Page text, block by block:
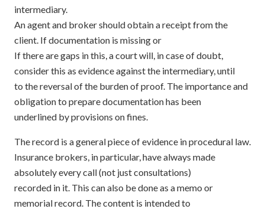
intermediary.
An agent and broker should obtain a receipt from the
client. If documentation is missing or
If there are gaps in this, a court will, in case of doubt,
consider this as evidence against the intermediary, until
to the reversal of the burden of proof. The importance and
obligation to prepare documentation has been
underlined by provisions on fines.
The record is a general piece of evidence in procedural law.
Insurance brokers, in particular, have always made
absolutely every call (not just consultations)
recorded in it. This can also be done as a memo or
memorial record. The content is intended to